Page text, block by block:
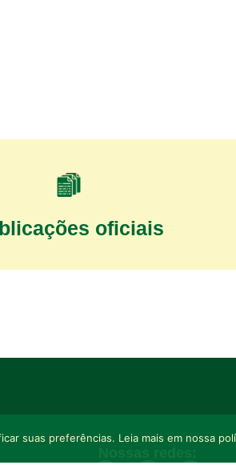
oficiais
suas preferências. Leia mais em nossa